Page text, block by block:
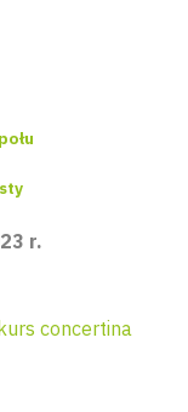
r.
concertina